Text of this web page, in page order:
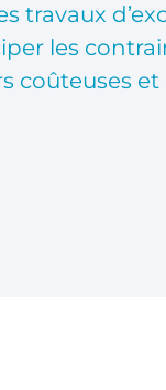
travaux
les
coûteuses et